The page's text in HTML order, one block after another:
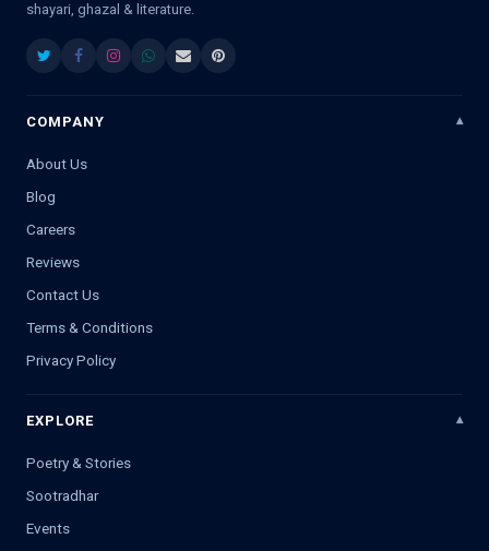
shayari, ghazal & literature.
COMPANY
About Us
Blog
Careers
Reviews
Contact Us
Terms & Conditions
Privacy Policy
EXPLORE
Poetry & Stories
Sootradhar
Events